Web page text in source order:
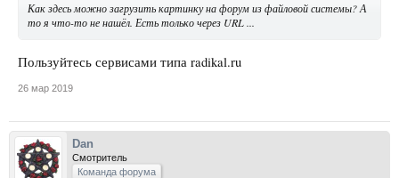
Как здесь можно загрузить картинку на форум из файловой системы? А
то я что-то не нашёл. Есть только через URL ...
Пользуйтесь сервисами типа radikal.ru
26 мар 2019
Dan
Смотритель
Команда форума